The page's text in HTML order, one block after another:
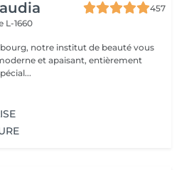
457
L-1660
notre institut de beauté vous
et apaisant, entièrement
à votre bien-être. Spécial...